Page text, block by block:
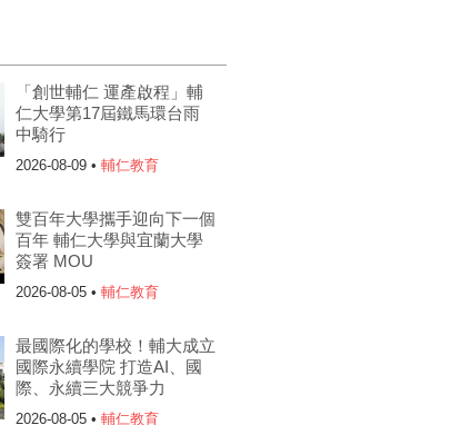
「創世輔仁 運產啟程」輔
仁大學第17屆鐵馬環台雨
中騎行
2026-08-09 • 輔仁教育
雙百年大學攜手迎向下一個
百年 輔仁大學與宜蘭大學
簽署 MOU
2026-08-05 • 輔仁教育
最國際化的學校！輔大成立
國際永續學院 打造AI、國
際、永續三大競爭力
2026-08-05 • 輔仁教育